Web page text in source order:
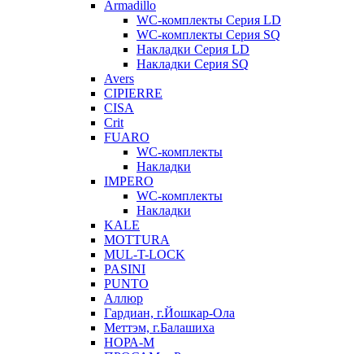
Armadillo
WC-комплекты Серия LD
WC-комплекты Серия SQ
Накладки Серия LD
Накладки Серия SQ
Avers
CIPIERRE
CISA
Crit
FUARO
WC-комплекты
Накладки
IMPERO
WC-комплекты
Накладки
KALE
MOTTURA
MUL-T-LOCK
PASINI
PUNTO
Аллюр
Гардиан, г.Йошкар-Ола
Меттэм, г.Балашиха
НОРА-М